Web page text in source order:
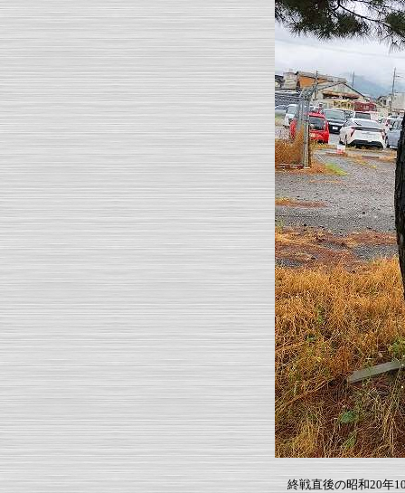
終戦直後の昭和20年